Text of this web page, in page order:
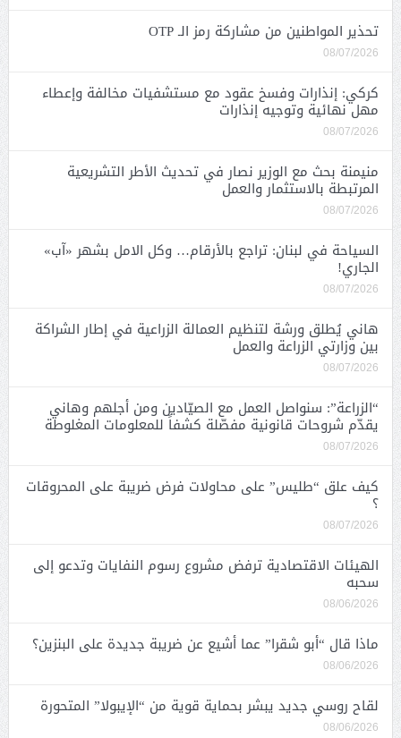
تحذير المواطنين من مشاركة رمز الـ OTP
08/07/2026
كركي: إنذارات وفسخ عقود مع مستشفيات مخالفة وإعطاء
مهل نهائية وتوجيه إنذارات
08/07/2026
منيمنة بحث مع الوزير نصار في تحديث الأطر التشريعية
المرتبطة بالاستثمار والعمل
08/07/2026
السياحة في لبنان: تراجع بالأرقام… وكل الامل بشهر «آب»
الجاري!
08/07/2026
هاني يُطلق ورشة لتنظيم العمالة الزراعية في إطار الشراكة
بين وزارتي الزراعة والعمل
08/07/2026
“الزراعة”: سنواصل العمل مع الصيّادين ومن أجلهم وهاني
يقدّم شروحات قانونية مفصّلة كشفاً للمعلومات المغلوطة
08/07/2026
كيف علق “طليس” على محاولات فرض ضريبة على المحروقات
؟
08/07/2026
الهيئات الاقتصادية ترفض مشروع رسوم النفايات وتدعو إلى
سحبه
08/06/2026
ماذا قال “أبو شقرا” عما أشيع عن ضريبة جديدة على البنزين؟
08/06/2026
لقاح روسي جديد يبشر بحماية قوية من “الإيبولا” المتحورة
08/06/2026